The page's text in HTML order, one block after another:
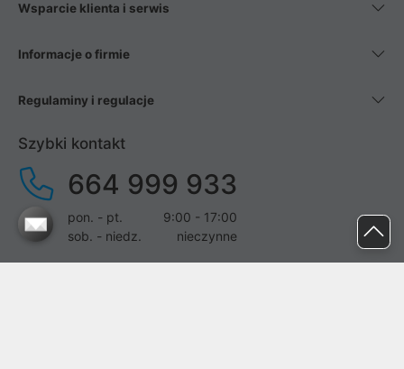
Wsparcie klienta i serwis
Informacje o firmie
Regulaminy i regulacje
Szybki kontakt
664 999 933
pon. - pt.
9:00 - 17:00
sob. - niedz.
nieczynne